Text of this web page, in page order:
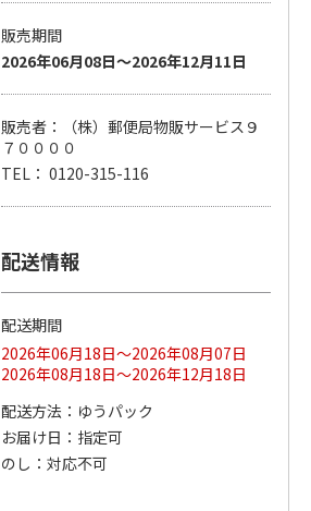
ドジャース 大谷翔
平 日本人最多53試
合連続出塁記念 シ
ル…
17,000円
(送料・税込)
谷翔平 2026 NL 3・
4月投手…
販売期間
2026年06月08日～2026年12月11日
販売者：（株）郵便局物販サービス９
７００００
TEL： 0120-315-116
配送情報
配送期間
2026年06月18日～2026年08月07日
2026年08月18日～2026年12月18日
配送方法
ゆうパック
お届け日
指定可
のし
対応不可